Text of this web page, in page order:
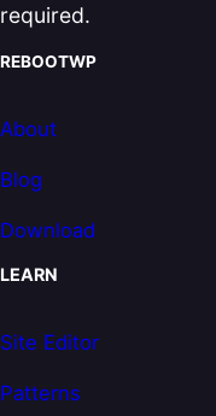
required.
REBOOTWP
About
Blog
Download
LEARN
Site Editor
Patterns